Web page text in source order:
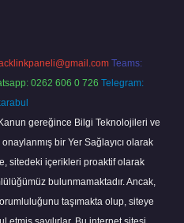
Teams:
0262 606 0 726 Telegram:
gereğince Bilgi Teknolojileri ve
bir Yer Sağlayıcı olarak
sitedeki içerikleri proaktif olarak
bulunmamaktadır. Ancak,
taşımakta olup, siteye